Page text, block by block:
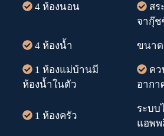
4 ห้องนอน
สร
จากุ๊ช
4 ห้องน้ำ ขนาด
1 ห้องแม่บ้านมี
ห้องน้ำในตัว
คว
อากา
1 ห้องครัว
ระบบ
แอพ